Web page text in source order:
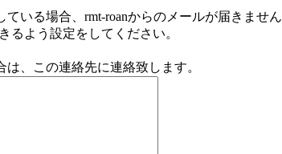
いる場合、rmt-roanからのメールが届きません
るよう設定をしてください。
、この連絡先に連絡致します。